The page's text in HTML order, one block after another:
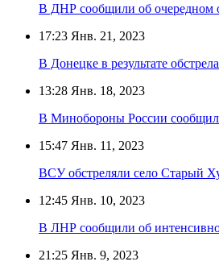
В ДНР сообщили об очередном
17:23 Янв. 21, 2023
В Донецке в результате
13:28 Янв. 18, 2023
В Минобороны России
15:47 Янв. 11, 2023
ВСУ обстреляли село Старый
12:45 Янв. 10, 2023
В ЛНР сообщили об
21:25 Янв. 9, 2023